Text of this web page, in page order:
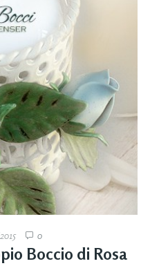
0
Boccio di Rosa